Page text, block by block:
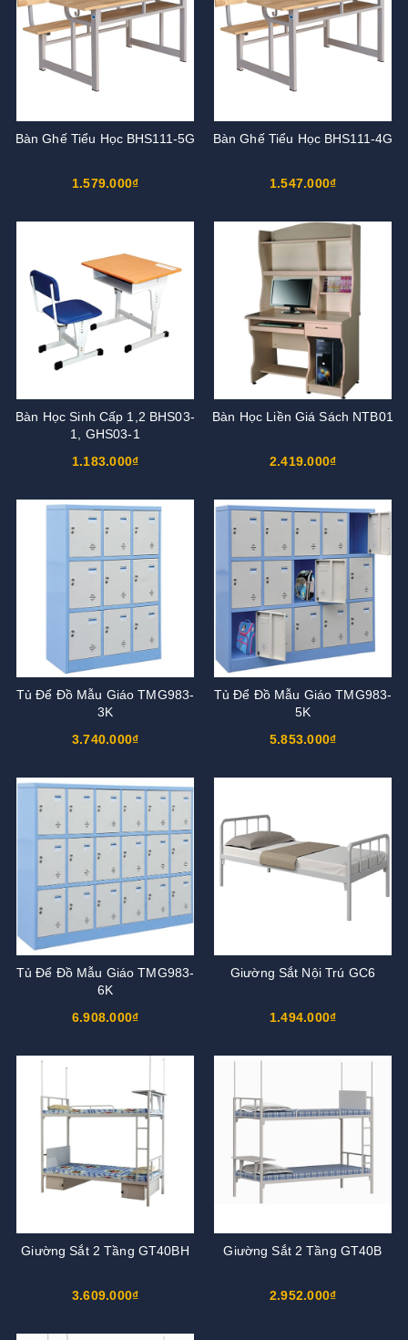
Bàn Ghế Tiểu Học BHS111-5G
1.579.000₫
Bàn Ghế Tiểu Học BHS111-4G
1.547.000₫
Bàn Học Sinh Cấp 1,2 BHS03-
1, GHS03-1
1.183.000₫
Bàn Học Liền Giá Sách NTB01
2.419.000₫
Tủ Để Đồ Mẫu Giáo TMG983-
3K
3.740.000₫
Tủ Để Đồ Mẫu Giáo TMG983-
5K
5.853.000₫
Tủ Để Đồ Mẫu Giáo TMG983-
6K
6.908.000₫
Giường Sắt Nội Trú GC6
1.494.000₫
Giường Sắt 2 Tầng GT40BH
3.609.000₫
Giường Sắt 2 Tầng GT40B
2.952.000₫